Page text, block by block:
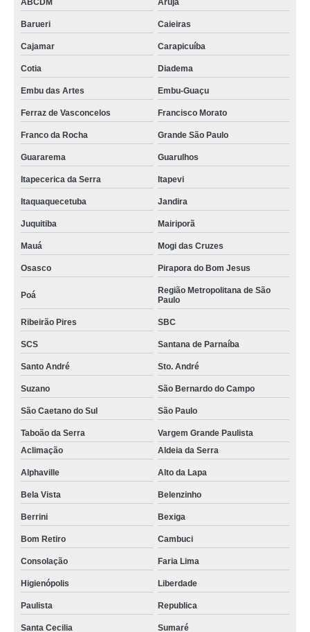
ABCDM Arujá
Barueri Caieiras
Cajamar Carapicuíba
Cotia Diadema
Embu das Artes Embu-Guaçu
Ferraz de Vasconcelos Francisco Morato
Franco da Rocha Grande São Paulo
Guararema Guarulhos
Itapecerica da Serra Itapevi
Itaquaquecetuba Jandira
Juquitiba Mairiporã
Mauá Mogi das Cruzes
Osasco Pirapora do Bom Jesus
Poá
Região Metropolitana de São
Paulo
Ribeirão Pires SBC
SCS Santana de Parnaíba
Santo André Sto. André
Suzano São Bernardo do Campo
São Caetano do Sul São Paulo
Taboão da Serra
Vargem Grande Paulista
Aclimação
Aldeia da Serra
Alphaville Alto da Lapa
Bela Vista Belenzinho
Berrini Bexiga
Bom Retiro Cambuci
Consolação Faria Lima
Higienópolis Liberdade
Paulista Republica
Santa Cecilia Sumaré